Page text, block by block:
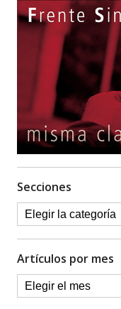
Secciones
Artículos por mes